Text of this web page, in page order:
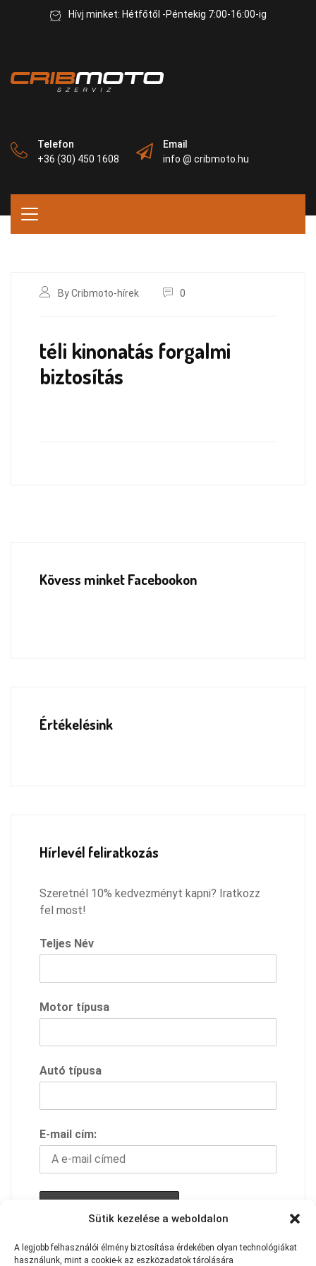
Sütik kezelése a weboldalon
A legjobb felhasználói élmény biztosítása érdekében olyan technológiákat
használunk, mint a cookie-k az eszközadatok tárolására
Hívj minket: Hétfőtől -Péntekig 7:00-16:00-ig
Telefon
+36 (30) 450 1608
Email
info @ cribmoto.hu
By Cribmoto-hírek 0
téli kinonatás forgalmi
biztosítás
Kövess minket Facebookon
Értékelésink
Hírlevél feliratkozás
Szeretnél 10% kedvezményt kapni? Iratkozz
fel most!
Teljes Név
Motor típusa
Autó típusa
E-mail cím:
A feliratkozással elfogadod adavédelmi
szabályzatunkat